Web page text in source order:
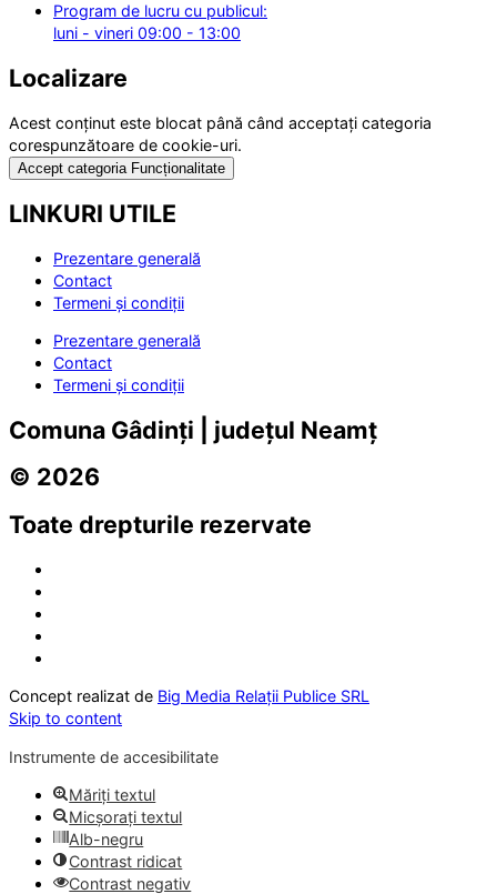
Program de lucru cu publicul:
luni - vineri 09:00 - 13:00
Localizare
Acest conținut este blocat până când acceptați categoria
corespunzătoare de cookie-uri.
Accept categoria Funcționalitate
LINKURI UTILE
Prezentare generală
Contact
Termeni și condiții
Prezentare generală
Contact
Termeni și condiții
Comuna Gâdinți | județul Neamț
© 2026
Toate drepturile rezervate
Concept realizat de Big Media Relații Publice SRL
Skip to content
Instrumente de accesibilitate
Măriți textul
Micșorați textul
Alb-negru
Contrast ridicat
Contrast negativ